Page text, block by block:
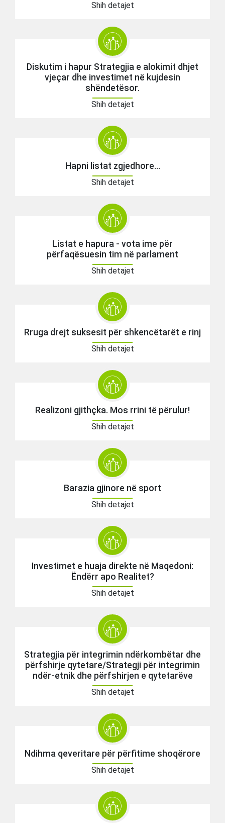
Shih detajet
Diskutim i hapur Strategjia e alokimit dhjet
vjeçar dhe investimet në kujdesin
shëndetësor.
Shih detajet
Hapni listat zgjedhore...
Shih detajet
Listat e hapura - vota ime për
përfaqësuesin tim në parlament
Shih detajet
Rruga drejt suksesit për shkencëtarët e rinj
Shih detajet
Realizoni gjithçka. Mos rrini të përulur!
Shih detajet
Barazia gjinore në sport
Shih detajet
Investimet e huaja direkte në Maqedoni:
Ëndërr apo Realitet?
Shih detajet
Strategjia për integrimin ndërkombëtar dhe
përfshirje qytetare/Strategji për integrimin
ndër-etnik dhe përfshirjen e qytetarëve
Shih detajet
Ndihma qeveritare për përfitime shoqërore
Shih detajet